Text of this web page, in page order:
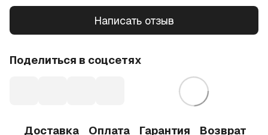
Написать отзыв
Поделиться в соцсетях
Доставка Оплата Гарантия Возврат